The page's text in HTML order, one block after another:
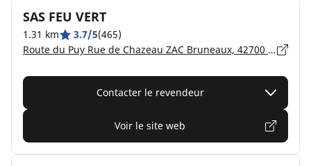
SAS FEU VERT
1.31 km 3.7/5(465)
Route du Puy Rue de Chazeau ZAC Bruneaux, 42700 FIRMINY
Contacter le revendeur
Voir le site web